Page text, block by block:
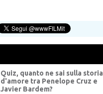
Quiz, quanto ne sai sulla storia
d'amore tra Penelope Cruz e
Javier Bardem?